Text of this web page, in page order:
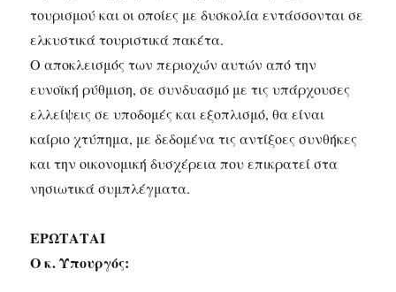
τουρισμού και οι οποίες με δυσκολία εντάσσονται σε
ελκυστικά τουριστικά πακέτα.
Ο αποκλεισμός των περιοχών αυτών από την
ευνοϊκή ρύθμιση, σε συνδυασμό με τις υπάρχουσες
ελλείψεις σε υποδομές και εξοπλισμό, θα είναι
καίριο χτύπημα, με δεδομένα τις αντίξοες συνθήκες
και την οικονομική δυσχέρεια που επικρατεί στα
νησιωτικά συμπλέγματα.
ΕΡΩΤΑΤΑΙ
Ο κ. Υπουργός: